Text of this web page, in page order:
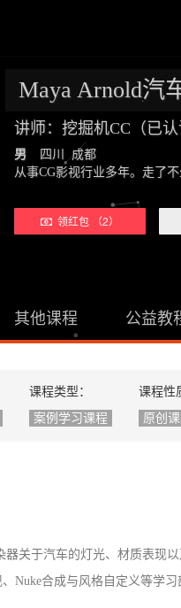
Maya Arnold汽
讲师：挖掘机CC（已认
男
四川 成都
从事CG影视行业多年。走了
领红包 （2）
其他课程 公益教
课程类型：
案例学习课程
课程性
原创
器关于汽车的灯光、材质表现
Nuke合成与风格自定义等学